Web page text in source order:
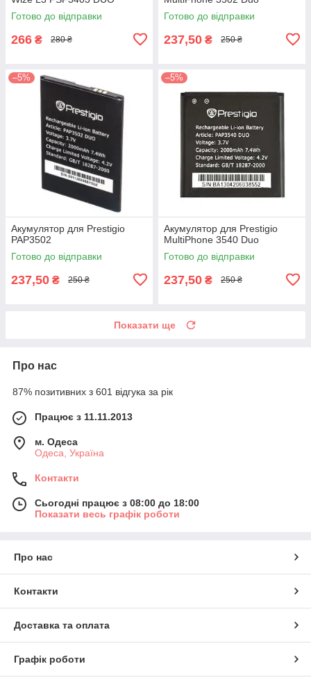
Готово до відправки
266 ₴ 280 ₴
Готово до відправки
237,50 ₴ 250 ₴
–5%
Акумулятор для Prestigio
PAP3502
Готово до відправки
237,50 ₴ 250 ₴
–5%
Акумулятор для Prestigio
MultiPhone 3540 Duo
Готово до відправки
237,50 ₴ 250 ₴
Показати ще
Про нас
87% позитивних з 601 відгука за рік
Працює з 11.11.2013
м. Одеса
Одеса, Україна
Контакти
Сьогодні працює з 08:00 до 18:00
Показати весь графік роботи
Про нас
Контакти
Доставка та оплата
Графік роботи